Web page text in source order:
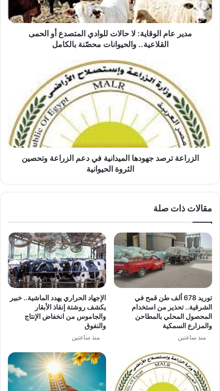
أو
الحمى
القلاعية..مدير عام الوقاية: لا حالات للوادي المتصدع أو الحمى
القلاعية.. والحيوانات محصّنة بالكامل
دعم
الزراعة
وتحصين
الثروة
الحيوانيةالزراعة ترصد جهودها الميدانية في دعم الزراعة وتحصين
الثروة الحيوانية
مقالات ذات صلة
توريد 678 ألف طن قمح في
الشرقية.. تحذير من استخدام
المحصول المحلي بالمطاحن
والمزارع السمكية
منذ ساعتين
الإجهاد الحراري يهدد الماشية.. خبير
يكشف روشتة إنقاذ الأبقار
والجاموس من انخفاض الإنتاج
والنفوق
منذ ساعتين